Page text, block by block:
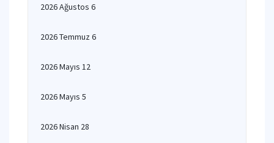
2026 Ağustos 6
2026 Temmuz 6
2026 Mayıs 12
2026 Mayıs 5
2026 Nisan 28